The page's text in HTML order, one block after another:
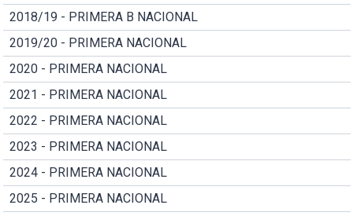
2018/19 - PRIMERA B NACIONAL
2019/20 - PRIMERA NACIONAL
2020 - PRIMERA NACIONAL
2021 - PRIMERA NACIONAL
2022 - PRIMERA NACIONAL
2023 - PRIMERA NACIONAL
2024 - PRIMERA NACIONAL
2025 - PRIMERA NACIONAL